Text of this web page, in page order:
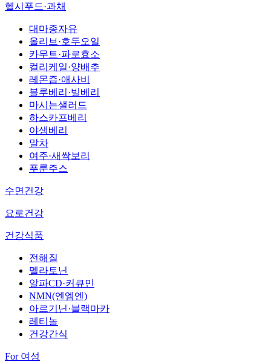
헬시푸드·과채
대마종자유
올리브·호두오일
카무트·파로효소
컬리케일·양배추
레몬즙·애사비
블루베리·빌베리
마시는샐러드
하스카프베리
야생베리
말차
여주·새싹보리
푸룬주스
수면건강
요로건강
건강식품
전해질
멜라토닌
알파CD·커큐민
NMN(엔엠엔)
아르기닌·블랙마카
레티놀
건강간식
For 여성